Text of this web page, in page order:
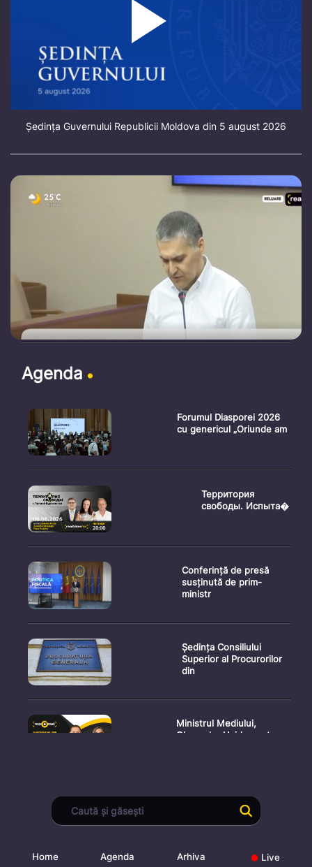
Ședința Guvernului Republicii Moldova din 5 august 2026
Agenda
Forumul Diasporei 2026
cu genericul „Oriunde am
Территория
свободы. Испыта�
Conferință de presă
susținută de prim-
ministr
Ședința Consiliului
Superior al Procurorilor
din
Ministrul Mediului,
Gheorghe Hajder, este
Consultări publice privind
proiectul de lege pent
Home Agenda Arhiva Live